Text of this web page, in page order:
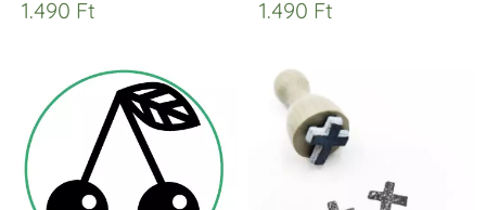
1.490 Ft 1.490 Ft